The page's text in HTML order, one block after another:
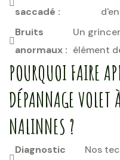
saccadé :
Bruits
anormaux :
Un
élément
POURQUOI FAIRE
DÉPANNAGE
NALINNES ?
Diagnostic
Nos